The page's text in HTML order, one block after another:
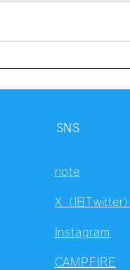
SNS
note
X（旧Twitter）
Instagram
CAMPFIRE